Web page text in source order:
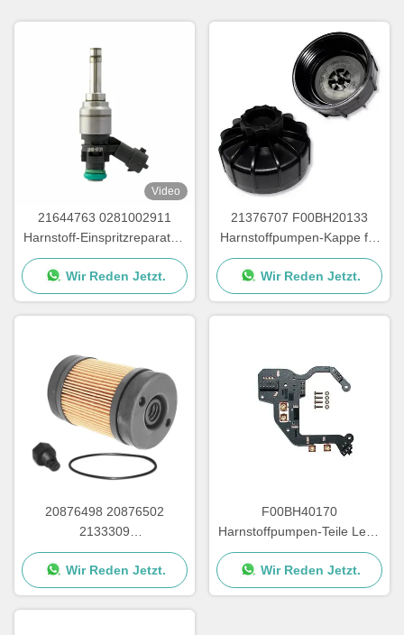
Video
21644763 0281002911
Harnstoff-Einspritzreparatur-
Kit für LKW-
Harnstoffpumpenteile
Wir Reden Jetzt.
21376707 F00BH20133
Harnstoffpumpen-Kappe für
Adblue-Pumpenteile
Wir Reden Jetzt.
20876498 20876502
2133309
Harnstoffpumpenfilter für
Reparaturteile von Adblue-
Pumpen
Wir Reden Jetzt.
F00BH40170
Harnstoffpumpen-Teile Lead
Frame für Harnstoffpumpen-
Leiterplatte
Wir Reden Jetzt.